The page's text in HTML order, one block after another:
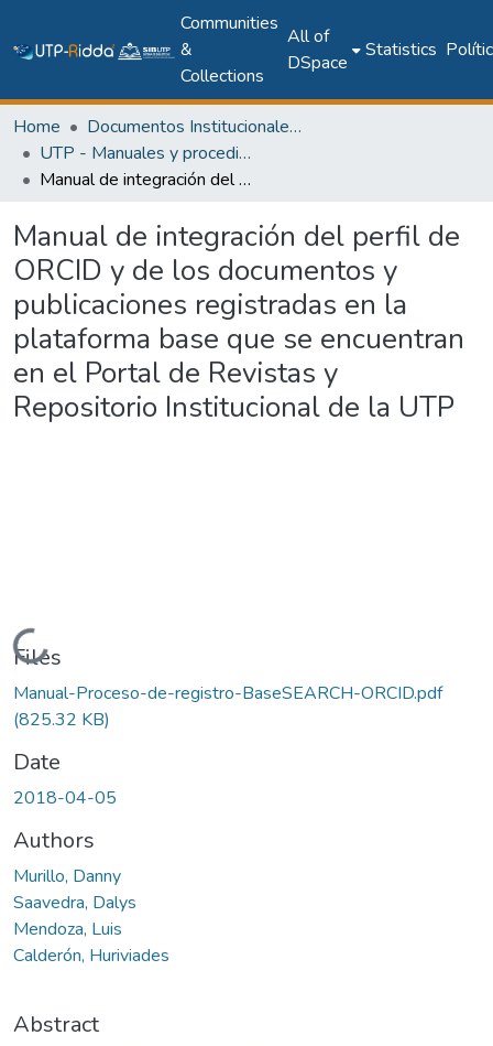
Communities
&
Collections
All of
DSpace
Statistics
Home
Documentos Institucionales y Memoria Universitaria
UTP - Manuales y procedimientos
Manual de integración del perfil de ORCID y de los documentos y publicaciones registradas en la plataforma base que se encuentran en el Portal de Revistas y Repositorio Institucional de la UTP
Manual de integración del perfil de
ORCID y de los documentos y
publicaciones registradas en la
plataforma base que se encuentran
en el Portal de Revistas y
Repositorio Institucional de la UTP
Loading...
Files
Manual-Proceso-de-registro-BaseSEARCH-ORCID.pdf
(825.32 KB)
Date
2018-04-05
Authors
Murillo, Danny
Saavedra, Dalys
Mendoza, Luis
Calderón, Huriviades
Abstract